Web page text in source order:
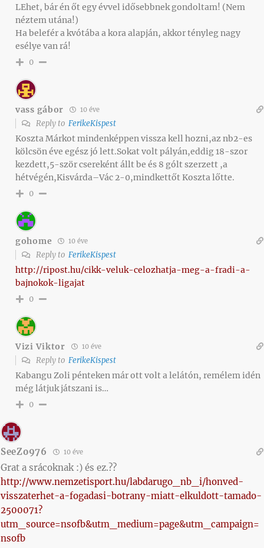
LEhet, bár én őt egy évvel idősebbnek gondoltam! (Nem
néztem utána!)
Ha belefér a kvótába a kora alapján, akkor tényleg nagy
esélye van rá!
0
vass gábor 10 éve
Reply to FerikeKispest
Koszta Márkot mindenképpen vissza kell hozni,az nb2-es
kölcsön éve egész jó lett.Sokat volt pályán,eddig 18-szor
kezdett,5-ször csereként állt be és 8 gólt szerzett ,a
hétvégén,Kisvárda–Vác 2-0,mindkettőt Koszta lőtte.
0
gohome 10 éve
Reply to FerikeKispest
http://ripost.hu/cikk-veluk-celozhatja-meg-a-fradi-a-
bajnokok-ligajat
0
Vizi Viktor 10 éve
Reply to FerikeKispest
Kabangu Zoli pénteken már ott volt a lelátón, remélem idén
még látjuk játszani is…
0
SeeZo976 10 éve
Grat a srácoknak :) és ez.??
http://www.nemzetisport.hu/labdarugo_nb_i/honved-
visszaterhet-a-fogadasi-botrany-miatt-elkuldott-tamado-
2500071?
utm_source=nsofb&utm_medium=page&utm_campaign=
nsofb